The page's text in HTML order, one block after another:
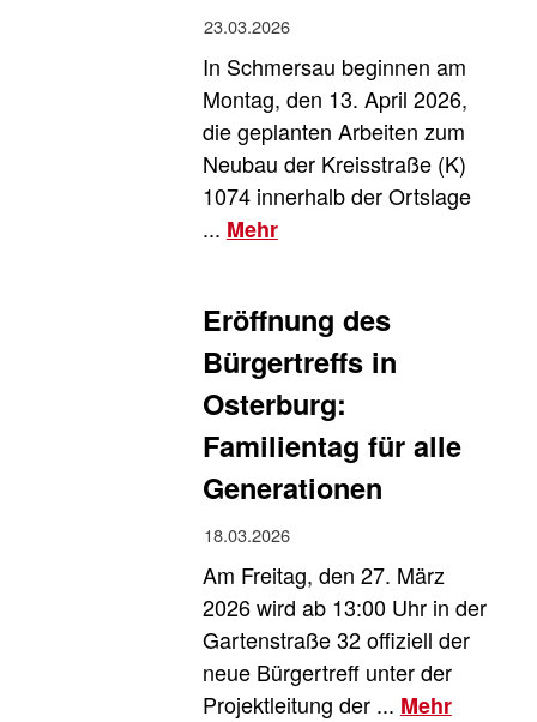
23.03.2026
In Schmersau beginnen am
Montag, den 13. April 2026,
die geplanten Arbeiten zum
Neubau der Kreisstraße (K)
1074 innerhalb der Ortslage
... Mehr
Eröffnung des
Bürgertreffs in
Osterburg:
Familientag für alle
Generationen
18.03.2026
Am Freitag, den 27. März
2026 wird ab 13:00 Uhr in der
Gartenstraße 32 offiziell der
neue Bürgertreff unter der
Projektleitung der ... Mehr